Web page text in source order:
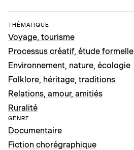
THÉMATIQUE
Voyage, tourisme
Processus créatif, étude formelle
Environnement, nature, écologie
Folklore, héritage, traditions
Relations, amour, amitiés
Ruralité
GENRE
Documentaire
Fiction chorégraphique